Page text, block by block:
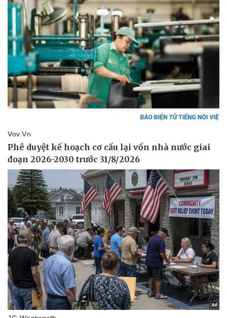
Pháp luật
Vụ án
Tin nóng
Tư vấn luật
Quân sự - Quốc phòng
Vũ khí
Việt Nam
Phân tích